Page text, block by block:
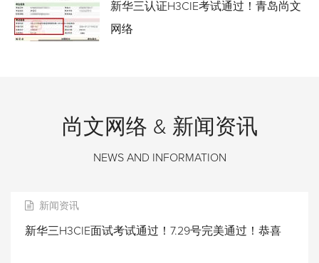
新华三认证H3CIE考试通过！青岛尚文
网络
尚文网络 & 新闻资讯
NEWS AND INFORMATION
新闻资讯
新华三H3CIE面试考试通过！7.29号完美通过！恭喜